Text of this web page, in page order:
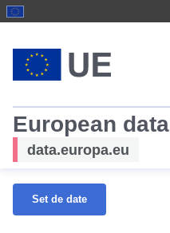
European data
data.europa.eu
Set de date